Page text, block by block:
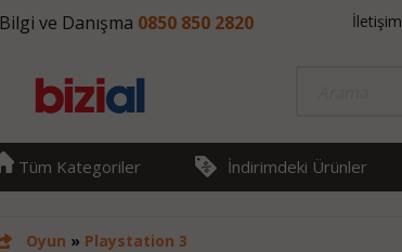
Bilgi ve Danışma 0850 850 2820 İletişim
Tüm Kategoriler İndirimdeki Ürünler
Oyun » Playstation 3